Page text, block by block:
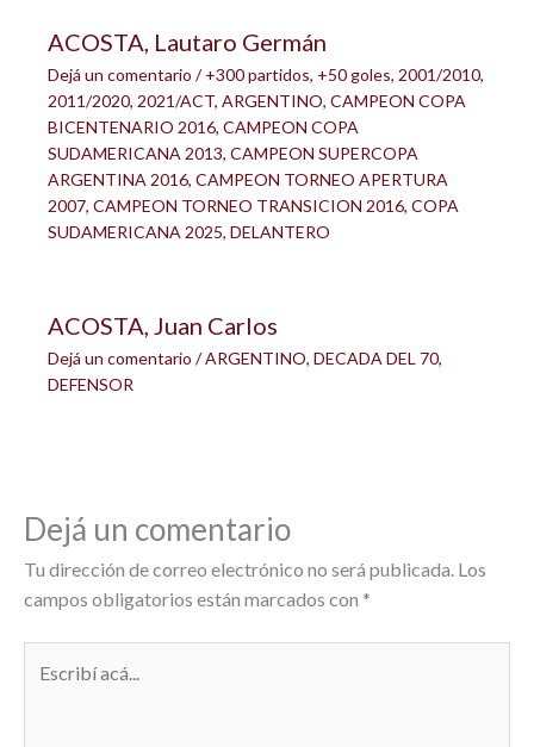
ACOSTA, Lautaro Germán
Dejá un comentario /+300 partidos, +50 goles, 2001/2010,
2011/2020, 2021/ACT, ARGENTINO, CAMPEON COPA
BICENTENARIO 2016, CAMPEON COPA
SUDAMERICANA 2013, CAMPEON SUPERCOPA
ARGENTINA 2016, CAMPEON TORNEO APERTURA
2007, CAMPEON TORNEO TRANSICION 2016, COPA
SUDAMERICANA 2025, DELANTERO
ACOSTA, Juan Carlos
Dejá un comentario /ARGENTINO, DECADA DEL 70,
DEFENSOR
Dejá un comentario
Tu dirección de correo electrónico no será publicada. Los
campos obligatorios están marcados con *
acá...